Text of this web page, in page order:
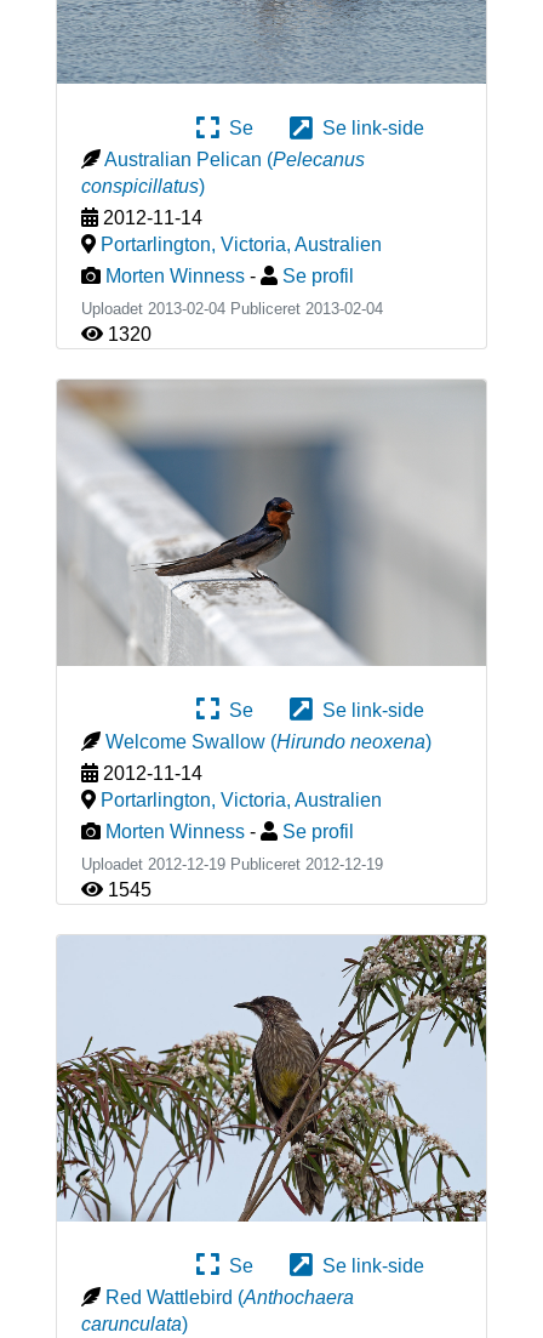
Se
Se link-side
Australian Pelican (Pelecanus
conspicillatus)
2012-11-14
Portarlington, Victoria, Australien
Morten Winness - Se profil
Uploadet 2013-02-04 Publiceret 2013-02-04
1320
Se
Se link-side
Welcome Swallow (Hirundo neoxena)
2012-11-14
Portarlington, Victoria, Australien
Morten Winness - Se profil
Uploadet 2012-12-19 Publiceret 2012-12-19
1545
Se
Se link-side
Red Wattlebird (Anthochaera
carunculata)